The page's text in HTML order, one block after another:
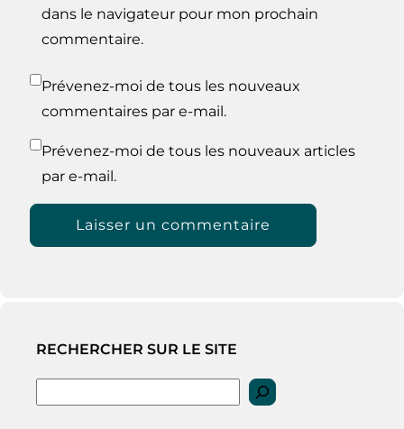
dans le navigateur pour mon prochain
commentaire.
Prévenez-moi de tous les nouveaux
commentaires par e-mail.
Prévenez-moi de tous les nouveaux articles
par e-mail.
RECHERCHER SUR LE SITE